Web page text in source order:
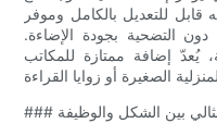
للتعديل بالكامل وموفر
دون التضحية بجودة الإضاءة.
يُعدّ إضافة ممتازة للمكاتب
المثالي بين الشكل والوظيفة